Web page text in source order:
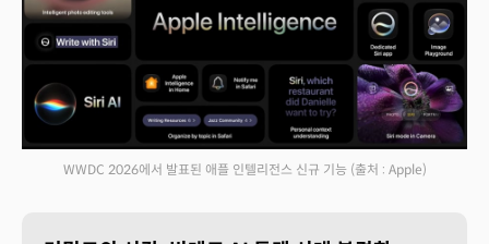
WWDC 2026에서 발표된 애플 인텔리전스 신규 기능 (출처 : Apple)